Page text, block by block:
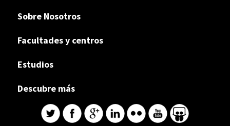
Sobre Nosotros
Facultades y centros
Estudios
Descubre más